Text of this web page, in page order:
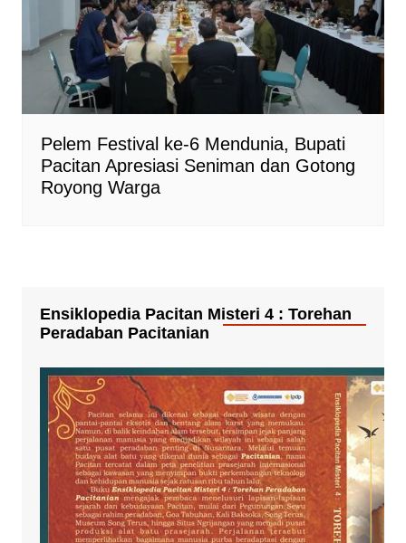
Pelem Festival ke-6 Mendunia, Bupati
Pacitan Apresiasi Seniman dan Gotong
Royong Warga
Ensiklopedia Pacitan Misteri 4 : Torehan
Peradaban Pacitanian